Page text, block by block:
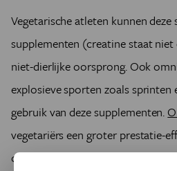
Vegetarische atleten kunnen
supplementen (creatine staat
niet-dierlijke oorsprong. Ook
explosieve sporten zoals sprinten
gebruik van deze supplementen.
vegetariërs een groter prestatie-
ondervinden, vermoedelijk door